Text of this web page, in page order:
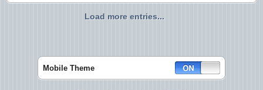
Load more entries...
Mobile Theme